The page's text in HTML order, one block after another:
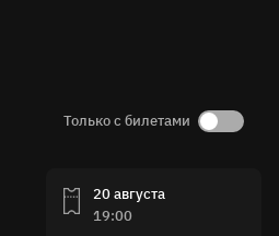
Только с билетами
20 августа
19:00